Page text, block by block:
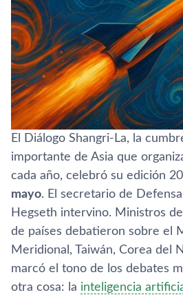
El Diálogo Shangri-La, la
importante de Asia que
cada año, celebró su edición
mayo. El secretario de
Hegseth intervino. Ministros
de países debatieron sobre el
Meridional, Taiwán, Corea del
marcó el tono de los debates
otra cosa: la inteligencia